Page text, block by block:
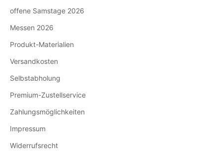
offene Samstage 2026
Messen 2026
Produkt-Materialien
Versandkosten
Selbstabholung
Premium-Zustellservice
Zahlungsmöglichkeiten
Impressum
Widerrufsrecht